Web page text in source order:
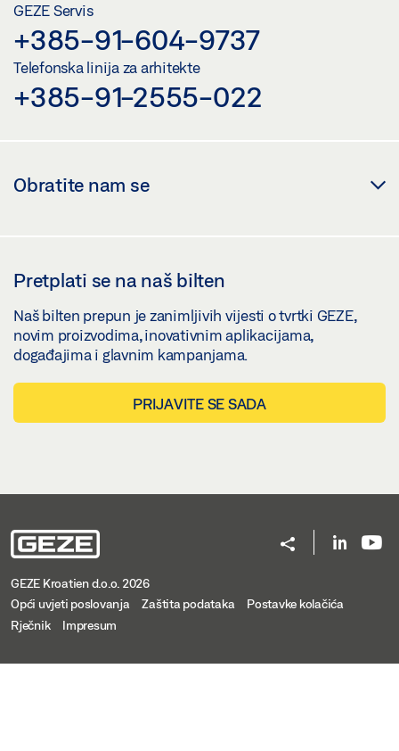
GEZE Servis
+385-91-604-9737
Telefonska linija za arhitekte
+385-91-2555-022
Obratite nam se
Pretplati se na naš bilten
Naš bilten prepun je zanimljivih vijesti o tvrtki GEZE,
novim proizvodima, inovativnim aplikacijama,
događajima i glavnim kampanjama.
PRIJAVITE SE SADA
GEZE Kroatien d.o.o. 2026
Opći uvjeti poslovanja
Zaštita podataka
Postavke kolačića
Rječnik
Impresum